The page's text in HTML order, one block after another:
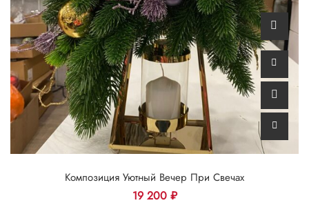
Композиция Уютный Вечер При Свечах
19 200 ₽